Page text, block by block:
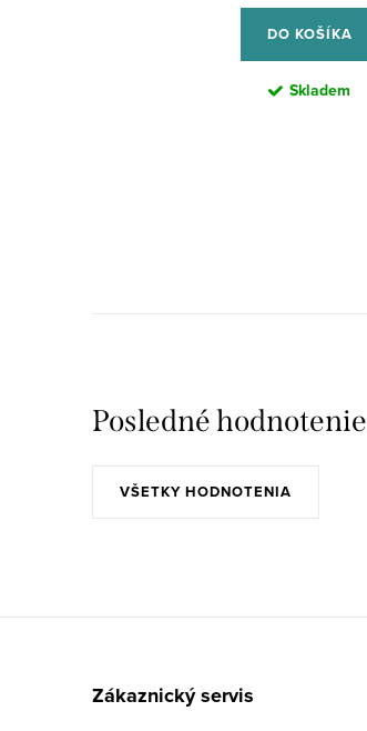
cena:
DO KOŠÍKA
Skladem
a
y
Posledné hodnotenie
VŠETKY HODNOTENIA
Zákaznický servis